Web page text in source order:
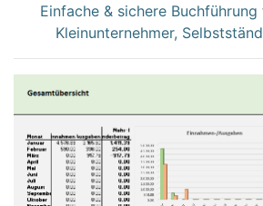
Einfache & sichere
Kleinunternehmer,